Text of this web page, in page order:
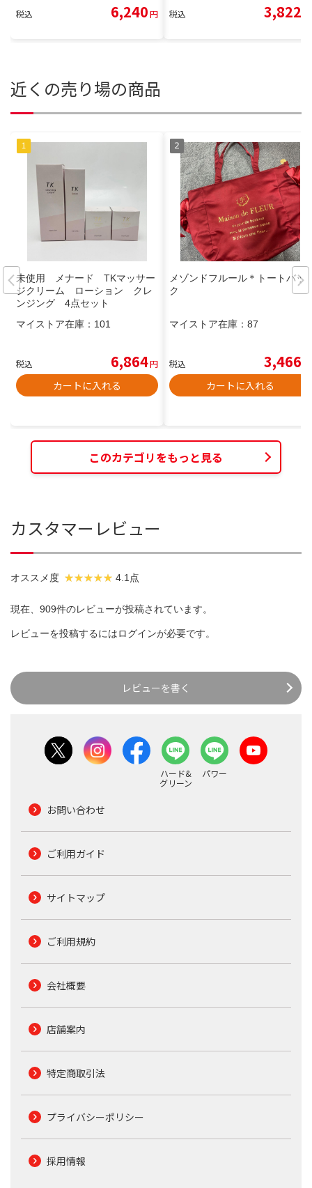
税込 6,240円 税込 3,822
近くの売り場の商品
未使用 メナード TKマッサー
ジクリーム ローション クレ
ンジング 4点セット
マイストア在庫： 101
税込 6,864円
カートに入れる
メゾンドフルール＊トートバッ
ク
マイストア在庫： 87
税込 3,466
カートに入れる
このカテゴリをもっと見る
カスタマーレビュー
オススメ度 4.1点
現在、909件のレビューが投稿されています。
レビューを投稿するにはログインが必要です。
レビューを書く
ハード&
グリーン
パワー
お問い合わせ
ご利用ガイド
サイトマップ
ご利用規約
会社概要
店舗案内
特定商取引法
プライバシーポリシー
採用情報